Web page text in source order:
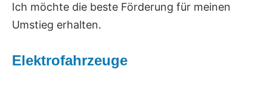
Ich möchte die beste Förderung für meinen
Umstieg erhalten.
Elektrofahrzeuge